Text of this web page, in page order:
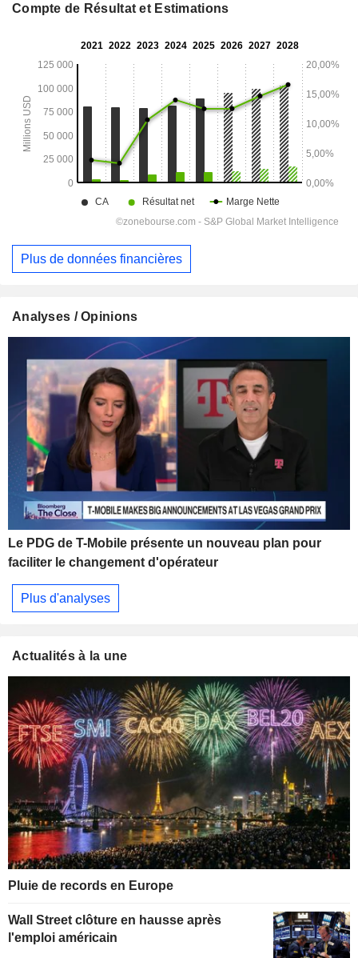
Compte de Résultat et Estimations
Plus de données financières
Analyses / Opinions
Le PDG de T-Mobile présente un nouveau plan pour
faciliter le changement d'opérateur
Plus d'analyses
Actualités à la une
Pluie de records en Europe
Wall Street clôture en hausse après
l'emploi américain